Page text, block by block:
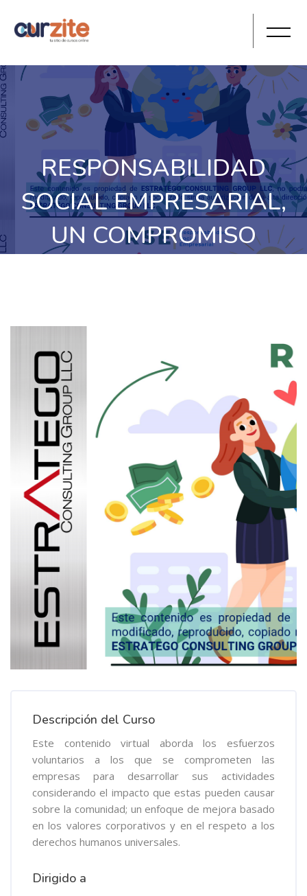
RESPONSABILIDAD
SOCIAL EMPRESARIAL,
UN COMPROMISO
Descripción del Curso
Este contenido virtual aborda los esfuerzos
voluntarios a los que se comprometen las
empresas para desarrollar sus actividades
considerando el impacto que estas pueden causar
sobre la comunidad; un enfoque de mejora basado
en los valores corporativos y en el respeto a los
derechos humanos universales.
Dirigido a